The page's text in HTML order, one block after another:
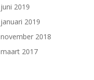
juni 2019
januari 2019
november 2018
maart 2017